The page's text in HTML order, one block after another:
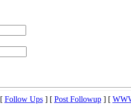
[ Follow Ups] [ Post Followup] [